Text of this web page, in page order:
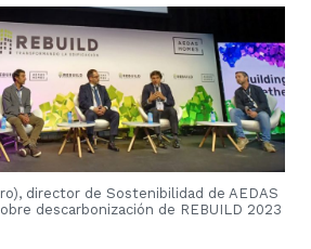
director de Sostenibilidad de AEDAS
descarbonización de REBUILD 2023